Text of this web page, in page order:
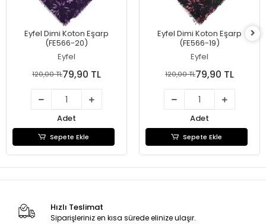
Eyfel Dimi Koton Eşarp
(FE566-20)
Eyfel
120,00 TL79,90 TL
Adet
Sepete Ekle
Eyfel Dimi Koton Eşarp
(FE566-19)
Eyfel
120,00 TL79,90 TL
Adet
Sepete Ekle
Hızlı Teslimat
Siparişleriniz en kısa sürede elinize ulaşır.